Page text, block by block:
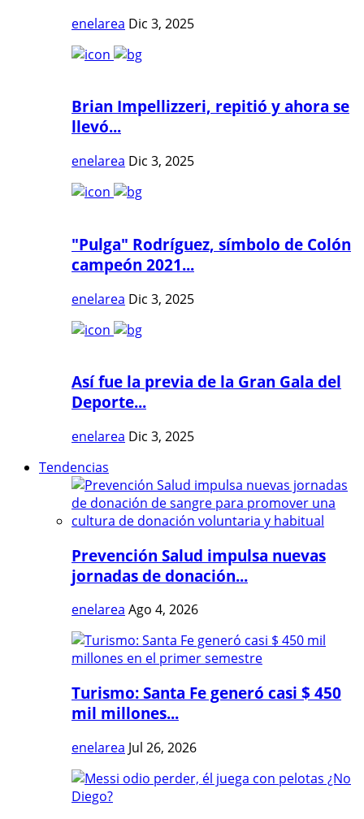
enelarea Dic 3, 2025
Brian Impellizzeri, repitió y ahora se
llevó...
enelarea Dic 3, 2025
"Pulga" Rodríguez, símbolo de Colón
campeón 2021...
enelarea Dic 3, 2025
Así fue la previa de la Gran Gala del
Deporte...
enelarea Dic 3, 2025
Tendencias
Prevención Salud impulsa nuevas
jornadas de donación...
enelarea Ago 4, 2026
Turismo: Santa Fe generó casi $ 450
mil millones...
enelarea Jul 26, 2026